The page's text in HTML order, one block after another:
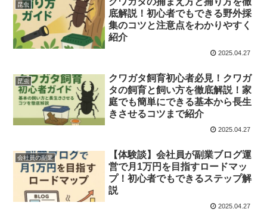
昆虫
底解説！初心者でもできる野外採
集のコツと注意点をわかりやすく
紹介
2025.04.27
昆虫
クワガタ飼育初心者必見！クワガ
タの飼育と飼い方を徹底解説！家
庭でも簡単にできる基本から長生
きさせるコツまで紹介
2025.04.27
会社員の副業
【体験談】会社員が副業ブログ運
営で月1万円を目指すロードマッ
プ！初心者でもできるステップ解
説
2025.04.27